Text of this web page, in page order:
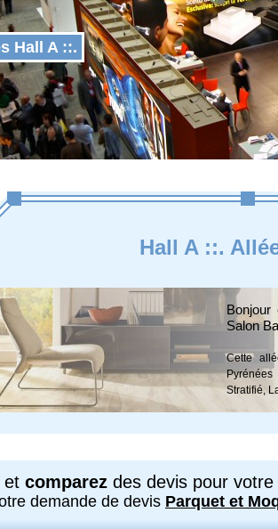
Hall A ::.
Hall A ::.
Salon
Cette
Pyrénées
Stratifié,
et comparez des devis pour votre
demande de devis Parquet et